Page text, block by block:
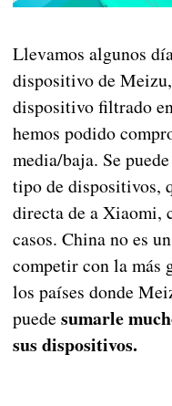
Llevamos algunos
dispositivo de
dispositivo filtrado
hemos podido
media/baja. Se
tipo de dispositivos,
directa de a Xiaomi,
casos. China no es
competir con la más
los países donde
puede sumarle
sus dispositivos.